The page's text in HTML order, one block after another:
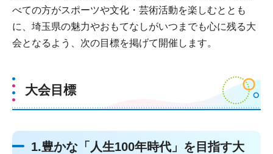
べての方がスポーツや文化・芸術活動を楽しむととも
に、埼玉県の魅力やおもてなしがいつまでも心に残る大
会となるよう、次の目標を掲げて開催します。
大会目標
1.豊かな「人生100年時代」を目指す大